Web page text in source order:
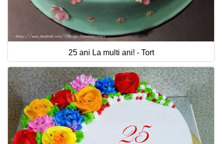
25 ani La multi ani! - Tort